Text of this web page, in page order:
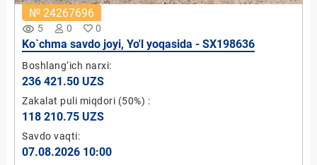
remove_red_eye 5 0 0
№ 24267696
Ko`chma savdo joyi, Yo'l yoqasida - SX198636
Boshlang‘ich narxi:
236 421.50 UZS
Zakalat puli miqdori (50%) :
118 210.75 UZS
Savdo vaqti:
07.08.2026 10:00